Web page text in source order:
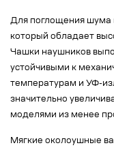
Для поглощения шума
который обладает
Чашки наушников
устойчивыми к
температурам и УФ-
значительно
моделями из менее
Мягкие околоушные